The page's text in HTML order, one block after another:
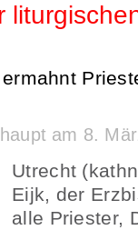
am 8.
Utrecht
Eijk, der
alle Priester,